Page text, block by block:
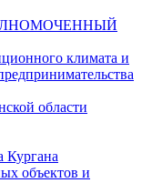
климата и
области
Кургана
объектов и